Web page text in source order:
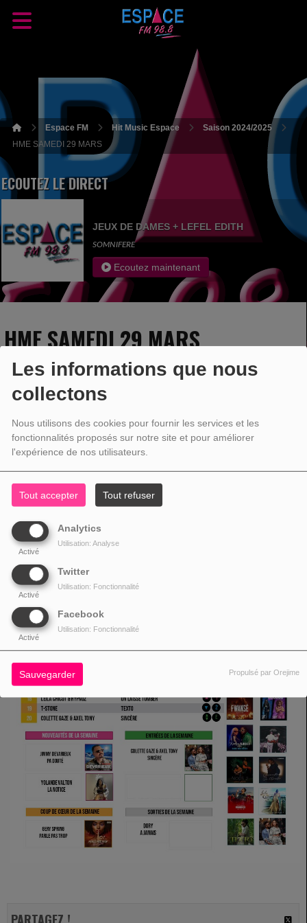
Les informations que nous
collectons
Nous utilisons des cookies pour fournir les services et les
fonctionnalités proposés sur notre site et pour améliorer
l'expérience de nos utilisateurs.
Tout accepter Tout refuser
Analytics
Activé
Utilisation: Analyse
Twitter
Activé
Utilisation: Fonctionnalité
Facebook
Activé
Utilisation: Fonctionnalité
Sauvegarder Propulsé par Orejime
Espace FM Hit Music Espace
Saison 2024/2025
HME SAMEDI 29 MARS
ECOUTEZ LE DIRECT
JEUX DE DAMES + LEFEL EDITH
SOMNIFERE
Ecoutez maintenant
HME SAMEDI 29 MARS
29 MARS 2025 - 12:00 -
PARTAGEZ !